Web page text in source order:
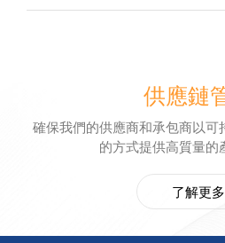
供應鏈
確保我們的供應商和承包商以可
的方式提供高質量的
了解更多